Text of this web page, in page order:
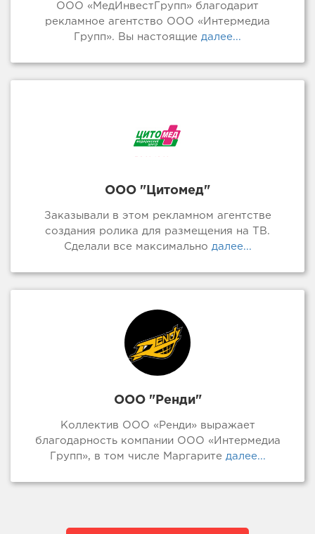
ООО «МедИнвестГрупп» благодарит
рекламное агентство ООО «Интермедиа
Групп». Вы настоящие далее...
ООО "Цитомед"
Заказывали в этом рекламном агентстве
создания ролика для размещения на ТВ.
Сделали все максимально далее...
ООО "Ренди"
Коллектив ООО «Ренди» выражает
благодарность компании ООО «Интермедиа
Групп», в том числе Маргарите далее...